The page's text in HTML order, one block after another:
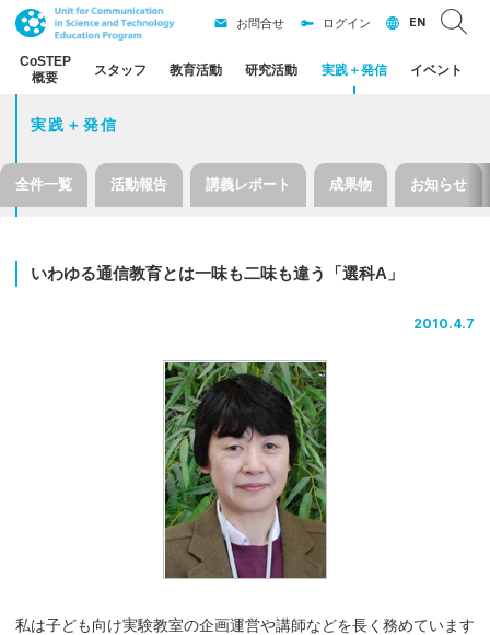
CoSTEP
概要
スタッフ 教育活動 研究活動 実践＋発信 イベント
お問合せ ログイン EN
実践＋発信
全件一覧 活動報告 講義レポート 成果物 お知らせ
いわゆる通信教育とは一味も二味も違う 「選科A」
2010.4.7
私は子ども向け実験教室の企画運営や講師などを長く務めています